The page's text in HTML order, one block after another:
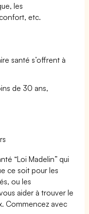
les
etc.
santé s’offrent à
de 30 ans,
“Loi Madelin” qui
ce soit pour les
ou les
aider à trouver le
Commencez avec